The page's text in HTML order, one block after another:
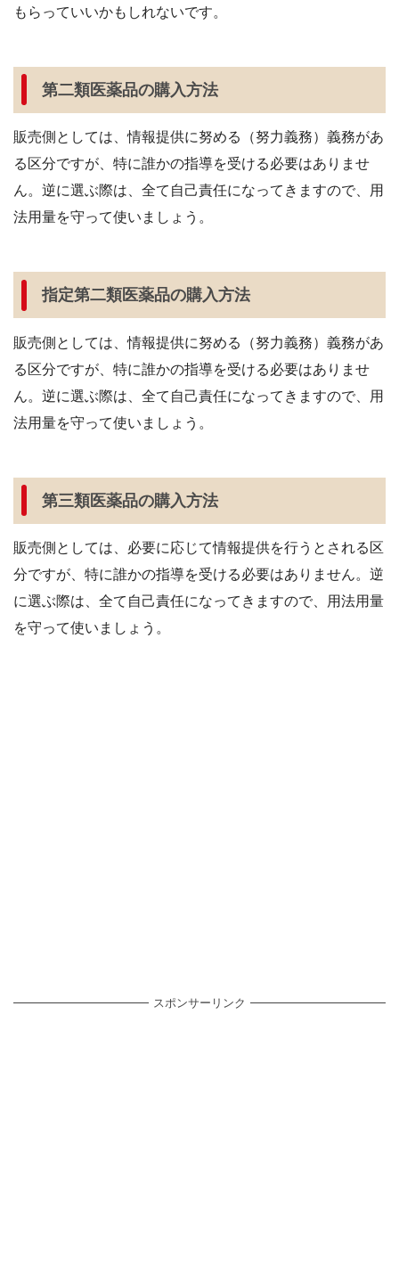
もらっていいかもしれないです。
第二類医薬品の購入方法
販売側としては、情報提供に努める（努力義務）義務があ
る区分ですが、特に誰かの指導を受ける必要はありませ
ん。逆に選ぶ際は、全て自己責任になってきますので、用
法用量を守って使いましょう。
指定第二類医薬品の購入方法
販売側としては、情報提供に努める（努力義務）義務があ
る区分ですが、特に誰かの指導を受ける必要はありませ
ん。逆に選ぶ際は、全て自己責任になってきますので、用
法用量を守って使いましょう。
第三類医薬品の購入方法
販売側としては、必要に応じて情報提供を行うとされる区
分ですが、特に誰かの指導を受ける必要はありません。逆
に選ぶ際は、全て自己責任になってきますので、用法用量
を守って使いましょう。
スポンサーリンク